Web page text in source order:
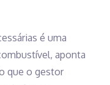
é uma
aponta
que o gestor